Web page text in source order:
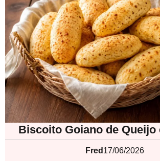
Biscoito Goiano de Queijo
Fred 17/06/2026